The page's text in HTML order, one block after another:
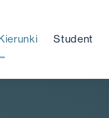
Student